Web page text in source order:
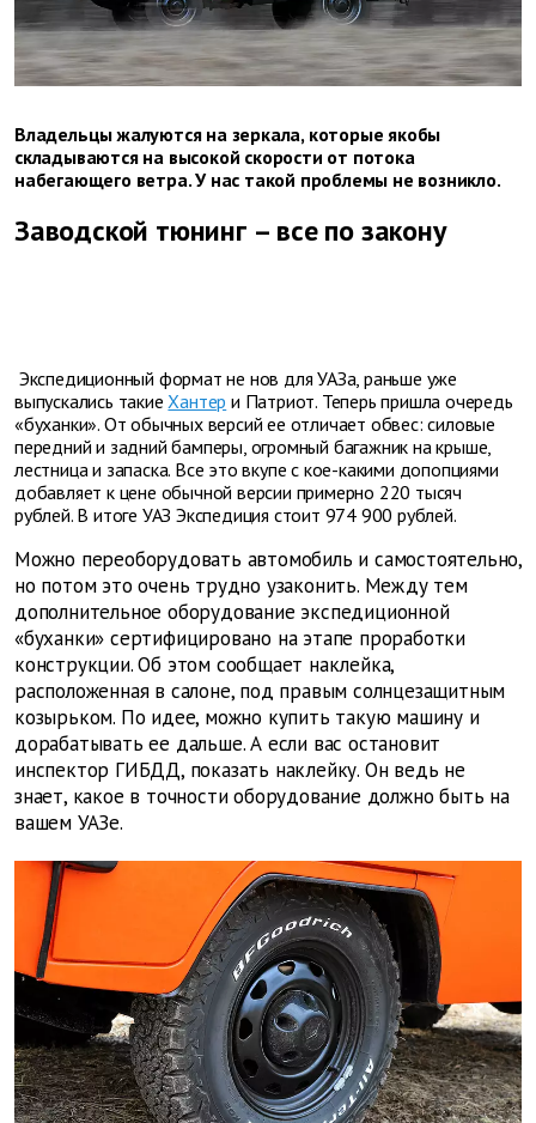
Владельцы жалуются на зеркала, которые якобы
складываются на высокой скорости от потока
набегающего ветра. У нас такой проблемы не возникло.
Заводской тюнинг – все по закону
Экспедиционный формат не нов для УАЗа, раньше уже
выпускались такие Хантер и Патриот. Теперь пришла очередь
«буханки». От обычных версий ее отличает обвес: силовые
передний и задний бамперы, огромный багажник на крыше,
лестница и запаска. Все это вкупе с кое-какими допопциями
добавляет к цене обычной версии примерно 220 тысяч
рублей. В итоге УАЗ Экспедиция стоит 974 900 рублей.
Можно переоборудовать автомобиль и самостоятельно,
но потом это очень трудно узаконить. Между тем
дополнительное оборудование экспедиционной
«буханки» сертифицировано на этапе проработки
конструкции. Об этом сообщает наклейка,
расположенная в салоне, под правым солнцезащитным
козырьком. По идее, можно купить такую машину и
дорабатывать ее дальше. А если вас остановит
инспектор ГИБДД, показать наклейку. Он ведь не
знает, какое в точности оборудование должно быть на
вашем УАЗе.